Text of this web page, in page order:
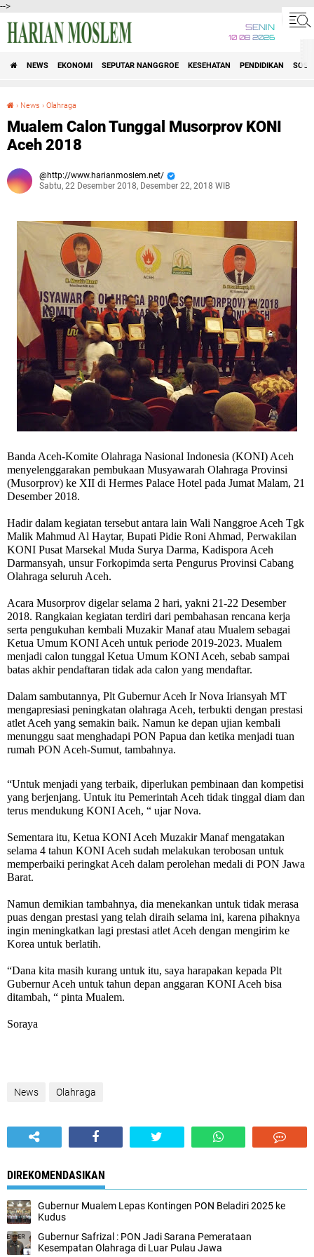
-->
SENIN
10 08 2026
NEWS EKONOMI SEPUTAR NANGGROE KESEHATAN PENDIDIKAN
› News › Olahraga
Mualem Calon Tunggal Musorprov KONI
Aceh 2018
http://www.harianmoslem.net/
Sabtu, 22 Desember 2018, Desember 22, 2018 WIB
Banda Aceh-Komite Olahraga Nasional Indonesia (KONI) Aceh
menyelenggarakan pembukaan Musyawarah Olahraga Provinsi
(Musorprov) ke XII di Hermes Palace Hotel pada Jumat Malam, 21
Desember 2018.
Hadir dalam kegiatan tersebut antara lain Wali Nanggroe Aceh Tgk
Malik Mahmud Al Haytar, Bupati Pidie Roni Ahmad, Perwakilan
KONI Pusat Marsekal Muda Surya Darma, Kadispora Aceh
Darmansyah, unsur Forkopimda serta Pengurus Provinsi Cabang
Olahraga seluruh Aceh.
Acara Musorprov digelar selama 2 hari, yakni 21-22 Desember
2018. Rangkaian kegiatan terdiri dari pembahasan rencana kerja
serta pengukuhan kembali Muzakir Manaf atau Mualem sebagai
Ketua Umum KONI Aceh untuk periode 2019-2023. Mualem
menjadi calon tunggal Ketua Umum KONI Aceh, sebab sampai
batas akhir pendaftaran tidak ada calon yang mendaftar.
Dalam sambutannya, Plt Gubernur Aceh Ir Nova Iriansyah MT
mengapresiasi peningkatan olahraga Aceh, terbukti dengan prestasi
atlet Aceh yang semakin baik. Namun ke depan ujian kembali
menunggu saat menghadapi PON Papua dan ketika menjadi tuan
rumah PON Aceh-Sumut, tambahnya.
“Untuk menjadi yang terbaik, diperlukan pembinaan dan kompetisi
yang berjenjang. Untuk itu Pemerintah Aceh tidak tinggal diam dan
terus mendukung KONI Aceh, “ ujar Nova.
Sementara itu, Ketua KONI Aceh Muzakir Manaf mengatakan
selama 4 tahun KONI Aceh sudah melakukan terobosan untuk
memperbaiki peringkat Aceh dalam perolehan medali di PON Jawa
Barat.
Namun demikian tambahnya, dia menekankan untuk tidak merasa
puas dengan prestasi yang telah diraih selama ini, karena pihaknya
ingin meningkatkan lagi prestasi atlet Aceh dengan mengirim ke
Korea untuk berlatih.
“Dana kita masih kurang untuk itu, saya harapakan kepada Plt
Gubernur Aceh untuk tahun depan anggaran KONI Aceh bisa
ditambah, “ pinta Mualem.
Soraya
News Olahraga
DIREKOMENDASIKAN
Gubernur Mualem Lepas Kontingen PON Beladiri 2025 ke
Kudus
Gubernur Safrizal : PON Jadi Sarana Pemerataan
Kesempatan Olahraga di Luar Pulau Jawa